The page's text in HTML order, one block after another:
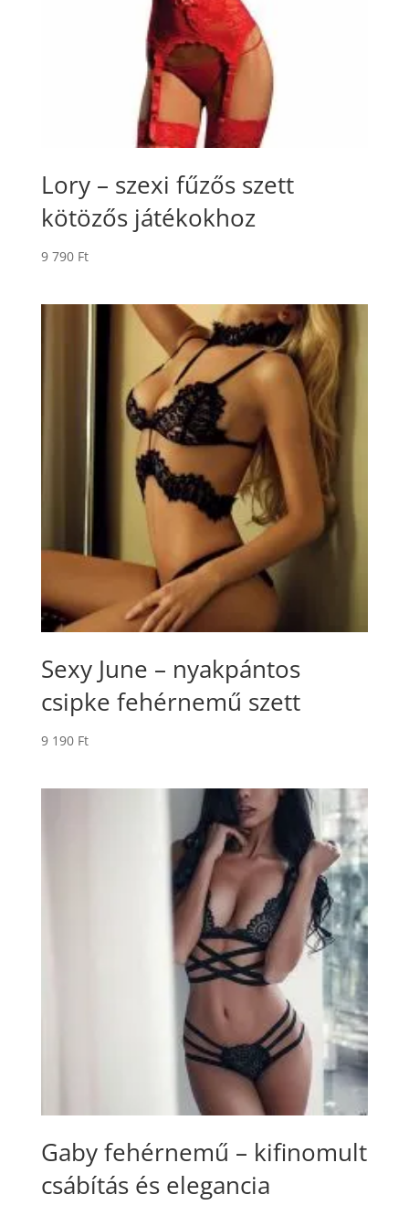
Lory – szexi fűzős szett
kötözős játékokhoz
9 790 Ft
Sexy June – nyakpántos
csipke fehérnemű szett
9 190 Ft
Gaby fehérnemű – kifinomult
csábítás és elegancia